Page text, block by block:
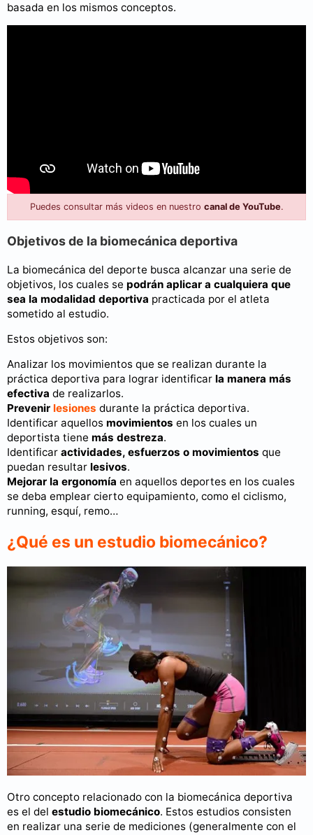
basada en los mismos conceptos.
Puedes consultar más videos en nuestro canal de YouTube.
Objetivos de la biomecánica deportiva
La biomecánica del deporte busca alcanzar una serie de
objetivos, los cuales se podrán aplicar a cualquiera que
sea la modalidad deportiva practicada por el atleta
sometido al estudio.
Estos objetivos son:
Analizar los movimientos que se realizan durante la
práctica deportiva para lograr identificar la manera más
efectiva de realizarlos.
Prevenir lesiones durante la práctica deportiva.
Identificar aquellos movimientos en los cuales un
deportista tiene más destreza.
Identificar actividades, esfuerzos o movimientos que
puedan resultar lesivos.
Mejorar la ergonomía en aquellos deportes en los cuales
se deba emplear cierto equipamiento, como el ciclismo,
running, esquí, remo…
¿Qué es un estudio biomecánico?
Otro concepto relacionado con la biomecánica deportiva
es el del estudio biomecánico. Estos estudios consisten
en realizar una serie de mediciones (generalmente con el